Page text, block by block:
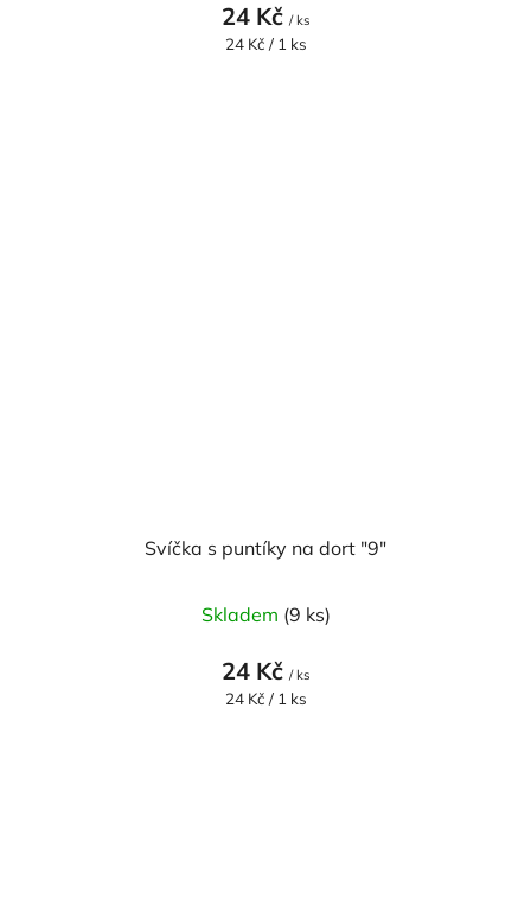
24 Kč / ks
Měrná
24 Kč / 1 ks
Svíčka s puntíky na dort "9"
Skladem (9 ks)
24 Kč / ks
Měrná
24 Kč / 1 ks